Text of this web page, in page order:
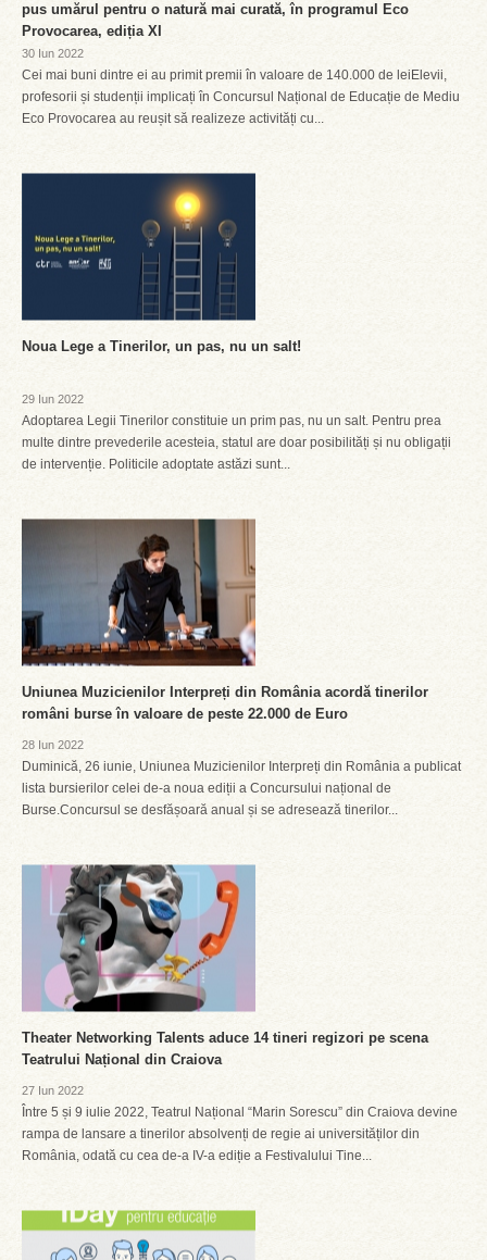
pus umărul pentru o natură mai curată, în programul Eco
Provocarea, ediția XI
30 Iun 2022
Cei mai buni dintre ei au primit premii în valoare de 140.000 de leiElevii,
profesorii și studenții implicați în Concursul Național de Educație de Mediu
Eco Provocarea au reușit să realizeze activități cu...
Noua Lege a Tinerilor, un pas, nu un salt!
29 Iun 2022
Adoptarea Legii Tinerilor constituie un prim pas, nu un salt. Pentru prea
multe dintre prevederile acesteia, statul are doar posibilități și nu obligații
de intervenție. Politicile adoptate astăzi sunt...
Uniunea Muzicienilor Interpreți din România acordă tinerilor
români burse în valoare de peste 22.000 de Euro
28 Iun 2022
Duminică, 26 iunie, Uniunea Muzicienilor Interpreți din România a publicat
lista bursierilor celei de-a noua ediții a Concursului național de
Burse.Concursul se desfășoară anual și se adresează tinerilor...
Theater Networking Talents aduce 14 tineri regizori pe scena
Teatrului Național din Craiova
27 Iun 2022
Între 5 și 9 iulie 2022, Teatrul Național “Marin Sorescu” din Craiova devine
rampa de lansare a tinerilor absolvenți de regie ai universităților din
România, odată cu cea de-a IV-a ediție a Festivalului Tine...